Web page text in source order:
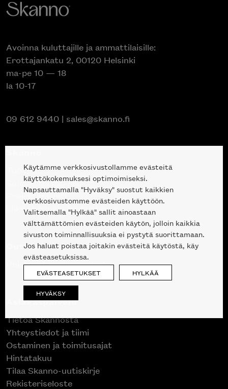
Avoinna kuluttajille ja ammattilaisille:
Erottajankatu 2, 00120 Helsinki
ma-pe 10 — 18
la 10-17
09 612 9440 | sales@skanno.fi
Tuotteet
Suunnittelupalvelu
Projektimyynti
Liike Helsingin keskustassa
Outlet
Poistuvat mallikappaleet
Asiakaspalvelu
Tietoa Skannosta
Yhteystiedot ja tiimi
Ostaminen ja toimitusajat
Hintatakuu
Tilaa Skanno-uutiskirje
Rekisteriseloste
Käytämme verkkosivustollamme evästeitä
käyttökokemuksesi optimoimiseksi.
Napsauttamalla "Hyväksy" suostut kaikkien
verkkosivustomme evästeiden käyttöön.
Valitsemalla "Hylkää" sallit ainoastaan
välttämättömien evästeiden käytön, jolloin kaikkia
sivuston toiminnallisuuksia ei pystytä suorittamaan.
Jos haluat poistaa joitakin evästeitä käytöstä, käy
evästeasetuksissa.
EVÄSTEASETUKSET HYLKÄÄ
HYVÄKSY